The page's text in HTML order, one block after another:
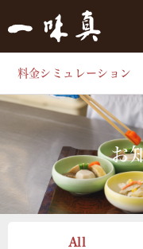
ン
テ
ツ
ス
料金シミュレーション
お
All